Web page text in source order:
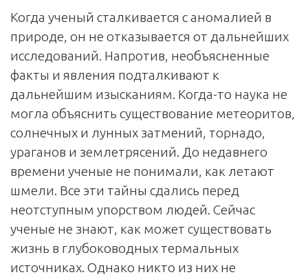
Когда ученый сталкивается с аномалией в
природе, он не отказывается от дальнейших
исследований. Напротив, необъясненные
факты и явления подталкивают к
дальнейшим изысканиям. Когда-то наука не
могла объяснить существование метеоритов,
солнечных и лунных затмений, торнадо,
ураганов и землетрясений. До недавнего
времени ученые не понимали, как летают
шмели. Все эти тайны сдались перед
неотступным упорством людей. Сейчас
ученые не знают, как может существовать
жизнь в глубоководных термальных
источниках. Однако никто из них не